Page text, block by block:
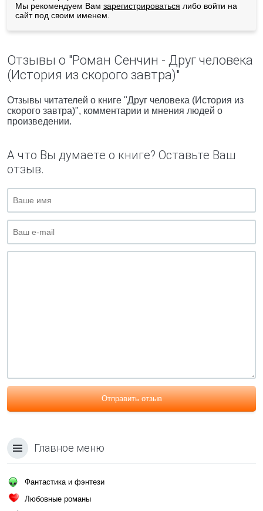
Мы рекомендуем Вам зарегистрироваться либо войти на
сайт под своим именем.
Отзывы о "Роман Сенчин - Друг человека
(История из скорого завтра)"
Отзывы читателей о книге "Друг человека (История из
скорого завтра)", комментарии и мнения людей о
произведении.
А что Вы думаете о книге? Оставьте Ваш
отзыв.
Отправить отзыв
Главное меню
Фантастика и фэнтези
Любовные романы